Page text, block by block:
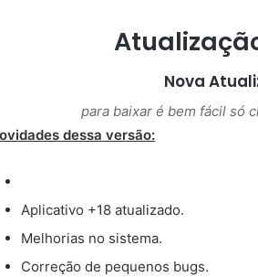
Nova
para baixar é bem fácil só
dessa versão:
Aplicativo +18 atualizado.
Melhorias no sistema.
Correção de pequenos bugs.